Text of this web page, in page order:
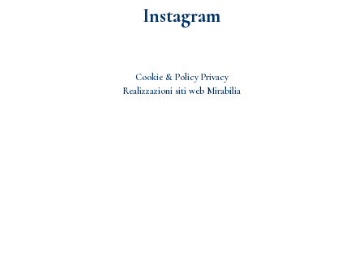
Instagram
Cookie & Policy Privacy
Realizzazioni siti web Mirabilia